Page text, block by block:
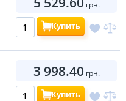
грн.
Купить
3 998.40 грн.
Купить